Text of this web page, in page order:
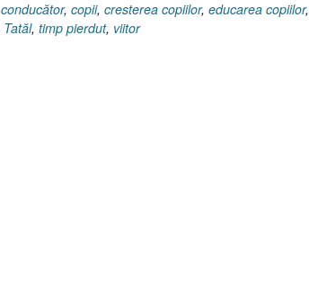
conducător, copii, cresterea copiilor, educarea copiilor,
Tatăl, timp pierdut, viitor